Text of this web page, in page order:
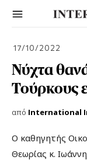
17/10/2022
Νύχτα
Τούρκους
από International
Ο καθηγητής
Θεωρίας κ.